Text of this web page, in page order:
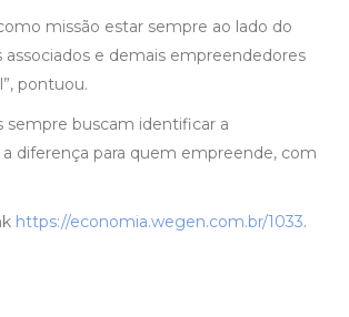
missão estar sempre ao lado do
e demais empreendedores
pontuou.
sempre buscam identificar a
diferença para quem empreende, com
https://economia.wegen.com.br/1033.